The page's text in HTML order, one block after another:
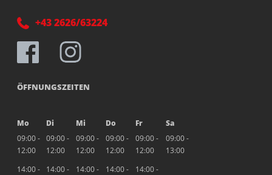
+43 2626/63224
ÖFFNUNGSZEITEN
Mo Di Mi Do Fr
Sa
09:00 -
12:00
09:00 -
12:00
09:00 -
12:00
09:00 -
12:00
09:00 -
12:00
09:00 -
13:00
14:00 -
14:00 -
14:00 -
14:00 -
14:00 -